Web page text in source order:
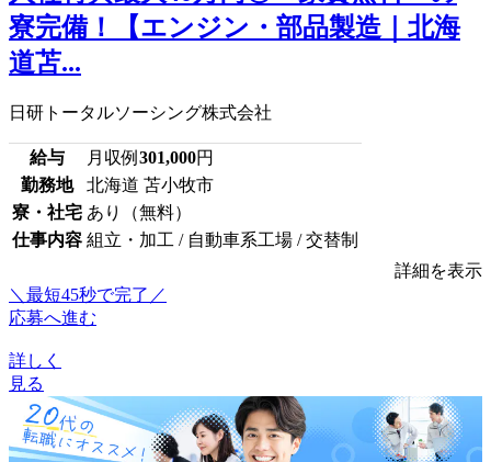
寮完備！【エンジン・部品製造｜北海
道苫...
日研トータルソーシング株式会社
給与 月収例 301,000円
勤務地
北海道 苫小牧市
寮・社宅 あり（無料）
仕事内容 組立・加工 / 自動車系工場 / 交替制
詳細を表示
＼最短45秒で完了／
応募へ進む
詳しく
見る